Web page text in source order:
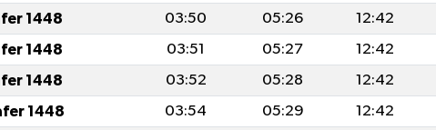
1448 03:50 05:26 12:42
1448 03:51 05:27 12:42
1448 03:52 05:28 12:42
1448 03:54 05:29 12:42